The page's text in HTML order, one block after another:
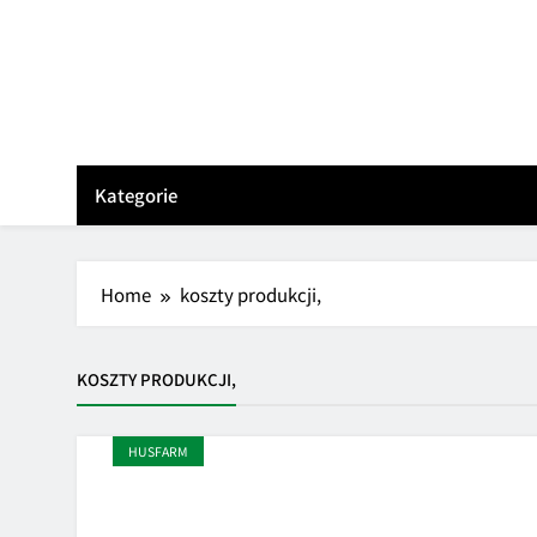
Kategorie
Home koszty produkcji,
KOSZTY PRODUKCJI,
HUSFARM